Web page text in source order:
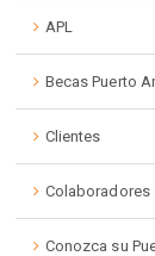
APL
Becas Puerto
Clientes
Colaboradores
Conozca su